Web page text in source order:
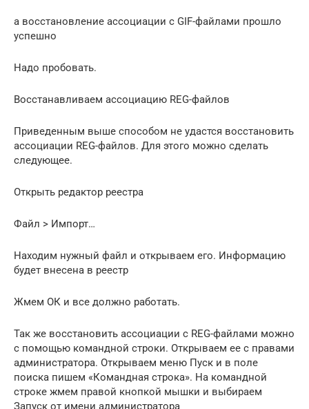
а восстановление ассоциации с GIF-файлами прошло
успешно
Надо пробовать.
Восстанавливаем ассоциацию REG-файлов
Приведенным выше способом не удастся восстановить
ассоциации REG-файлов. Для этого можно сделать
следующее.
Открыть редактор реестра
Файл > Импорт…
Находим нужный файл и открываем его. Информацию
будет внесена в реестр
Жмем ОК и все должно работать.
Так же восстановить ассоциации с REG-файлами можно
с помощью командной строки. Открываем ее с правами
администратора. Открываем меню Пуск и в поле
поиска пишем «Командная строка». На командной
строке жмем правой кнопкой мышки и выбираем
Запуск от имени администратора